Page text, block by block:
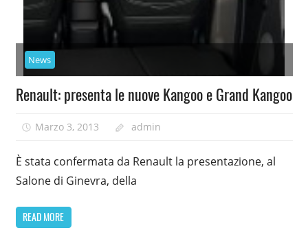
News
Renault: presenta le nuove Kangoo e Grand Kangoo
Marzo 3, 2013 admin
È stata confermata da Renault la presentazione, al
Salone di Ginevra, della
READ MORE